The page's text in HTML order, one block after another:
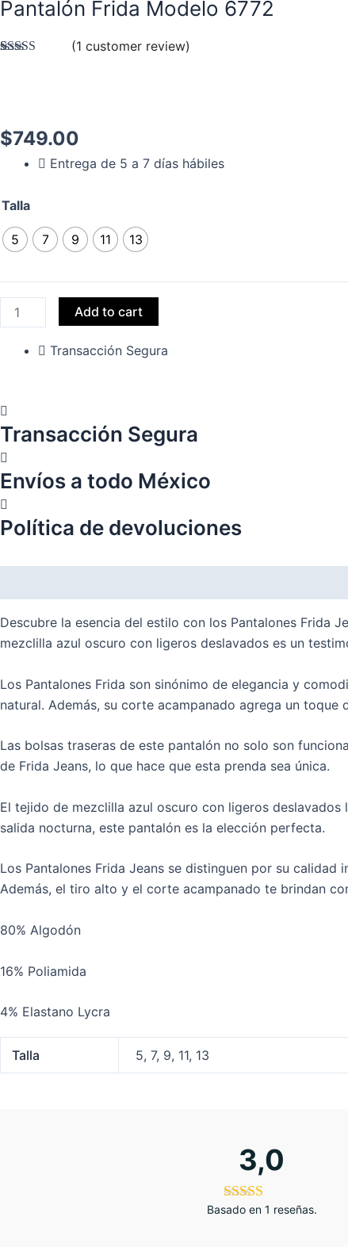
Pantalón Frida Modelo 6772
customer
rating
(1 customer review)
$749.00
Entrega de 5 a 7 días hábiles
Talla
5 7 9 11 13
Add to cart
Transacción Segura
Transacción Segura
Envíos a todo México
Política de devoluciones
Descubre la esencia del estilo con los Pantalones Frida
mezclilla azul oscuro con ligeros deslavados es un
Los Pantalones Frida son sinónimo de elegancia y
natural. Además, su corte acampanado agrega un
Las bolsas traseras de este pantalón no solo son
de Frida Jeans, lo que hace que esta prenda sea única.
El tejido de mezclilla azul oscuro con ligeros
salida nocturna, este pantalón es la elección perfecta.
Los Pantalones Frida Jeans se distinguen por su
Además, el tiro alto y el corte acampanado te brindan
80% Algodón
16% Poliamida
4% Elastano Lycra
Talla 5, 7, 9, 11, 13
3,0
Basado en 1 reseñas.